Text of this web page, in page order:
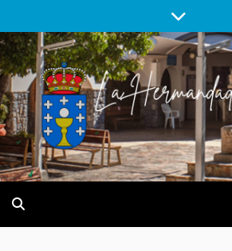
to
content
Hermandad Gallega